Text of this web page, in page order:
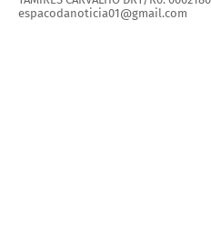
espacodanoticia01@gmail.com